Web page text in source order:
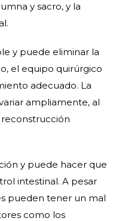
y sacro, y la
y puede eliminar la
el equipo quirúrgico
adecuado. La
ampliamente, al
y puede hacer que
intestinal. A pesar
pueden tener un mal
como los